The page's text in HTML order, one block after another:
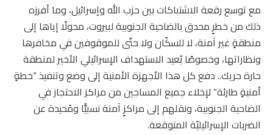
مع توسع رقعة الاشتباكات بين حزب الله وإسرائيل، وما أفرزه
ذلك من خطرٍ محدق بالضاحية الجنوبية لبيروت، محولًا إياها إلى
منطقةٍ غير آمنة، لا للسكّان ولا حتّى للموقوفين في مخافرها
ونظاراتها، وخصوصًا بُعيد الاستهداف الإسرائيلي الأخير لمنطقة
حارة حريك.. دفع كل هذا الأجهزة الأمنية إلى وضع وتنفيذ “خطةٍ
أمنيةٍ طارئة” لإخلاء جميع المساجين من مراكز الاحتجاز في
الضاحية الجنوبية، ونقلهم إلى مراكزٍ آمنة نسبيًّا ومُحيدة عن
الضربات الإسرائيليّة المتوقعة.